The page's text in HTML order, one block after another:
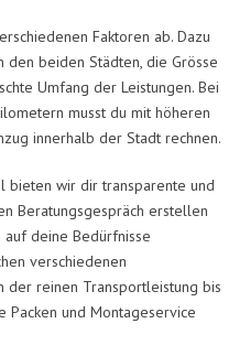
Faktoren ab. Dazu
beiden Städten, die Grösse
Umfang der Leistungen. Bei
musst du mit höheren
innerhalb der Stadt rechnen.
bieten wir dir transparente und
Beratungsgespräch erstellen
deine Bedürfnisse
verschiedenen
der reinen Transportleistung bis
Packen und Montageservice